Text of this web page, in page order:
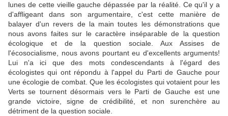
lunes de cette vieille gauche dépassée par la réalité. Ce qu'il y a
d'affligeant dans son argumentaire, c'est cette manière de
balayer d'un revers de la main toutes les démonstrations que
nous avons faites sur le caractère inséparable de la question
écologique et de la question sociale. Aux Assises de
l'écosocialisme, nous avons pourtant eu d'excellents arguments!
Lui n'a ici que des mots condescendants à l'égard des
écologistes qui ont répondu à l'appel du Parti de Gauche pour
une écologie de combat. Que les écologistes qui votaient pour les
Verts se tournent désormais vers le Parti de Gauche est une
grande victoire, signe de crédibilité, et non surenchère au
détriment de la question sociale.